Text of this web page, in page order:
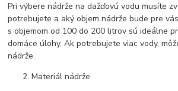
Pri výbere nádrže na dažďovú vodu musíte
potrebujete a aký objem nádrže bude pre
s objemom od 100 do 200 litrov sú ideálne
domáce úlohy. Ak potrebujete viac vody,
nádrže.
Materiál nádrže